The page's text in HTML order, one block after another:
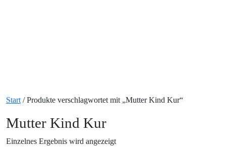
Start / Produkte verschlagwortet mit „Mutter Kind Kur“
Mutter Kind Kur
Einzelnes Ergebnis wird angezeigt